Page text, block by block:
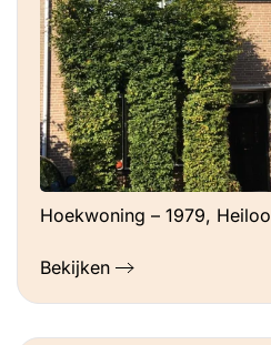
Hoekwoning – 1979, Heiloo
Bekijken